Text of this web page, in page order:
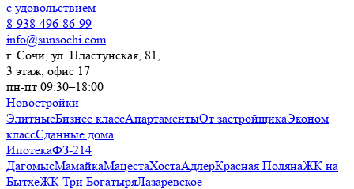
с удовольствием
8-938-496-86-99
info@sunsochi.com
г. Сочи, ул. Пластунская, 81,
3 этаж, офис 17
пн-пт 09:30–18:00
Новостройки
ЭлитныеБизнес классАпартаментыОт застройщикаЭконом
классСданные дома
ИпотекаФЗ-214
ДагомысМамайкаМацестаХостаАдлерКрасная ПолянаЖК на
БытхеЖК Три БогатыряЛазаревское